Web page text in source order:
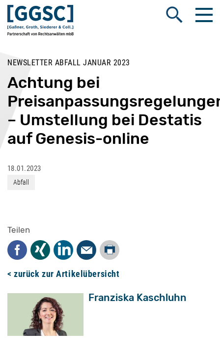
Suche öffnen
NEWSLETTER ABFALL JANUAR 2023
Achtung bei
– Umstellung bei Destatis
auf Genesis-online
18.01.2023
Abfall
Teilen
Facebook
Xing LinkedInMail
Drucken
< zurück zur Artikelübersicht
Franziska Kaschluhn